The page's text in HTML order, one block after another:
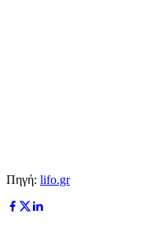
Πηγή: lifo.gr